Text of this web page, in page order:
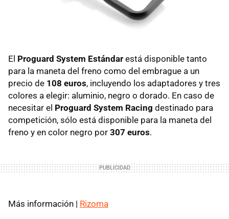
El Proguard System Estándar está disponible tanto
para la maneta del freno como del embrague a un
precio de 108 euros, incluyendo los adaptadores y tres
colores a elegir: aluminio, negro o dorado. En caso de
necesitar el Proguard System Racing destinado para
competición, sólo está disponible para la maneta del
freno y en color negro por 307 euros.
Más información | Rizoma